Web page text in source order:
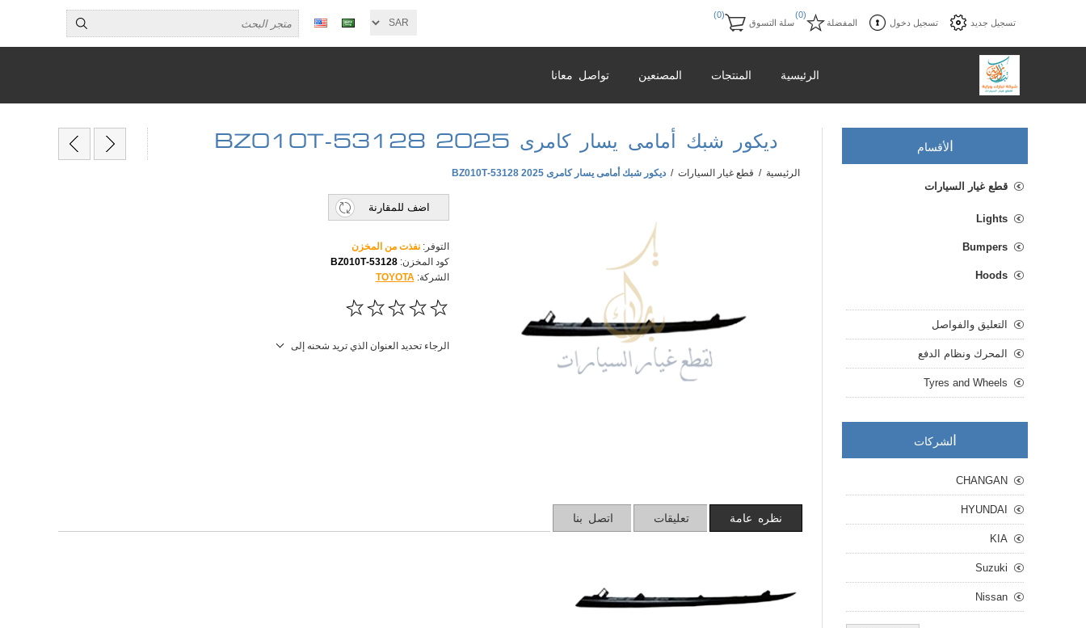
تسجيل جديد تسجيل دخول المفضلة
(0)
سلة التسوق
(0)
الرئيسية المنتجات المصنعين تواصل معانا
ديكور شبك أمامى يسار كامرى 2025 53128-BZ010T
الرئيسية / قطع غيار السيارات / ديكور شبك أمامى يسار كامرى 2025 53128-BZ010T
اضف للمقارنة
التوفر: نفذت من المخزن
كود المخزن: 53128-BZ010T
الشركة: TOYOTA
الرجاء تحديد العنوان الذي تريد شحنه إلى
نظره عامة تعليقات اتصل بنا
لأقسام
قطع غيار السيارات
Lights
Bumpers
Hoods
التعليق والفواصل
المحرك ونظام الدفع
Tyres and Wheels
لشركات
CHANGAN
HYUNDAI
KIA
Suzuki
Nissan